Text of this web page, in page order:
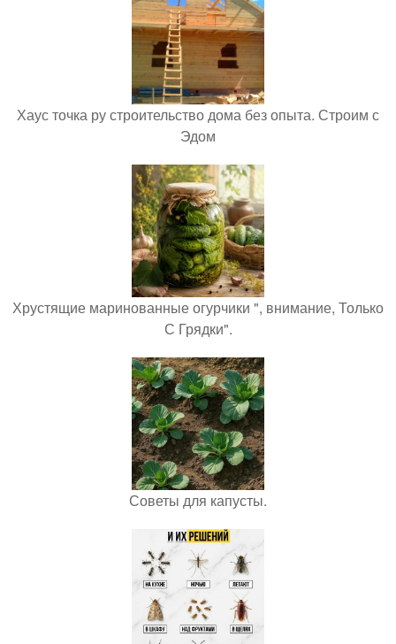
Хаус точка ру строительство дома без опыта. Строим с
Эдом
Хрустящие маринованные огурчики ", внимание, Только
С Грядки".
Советы для капусты.